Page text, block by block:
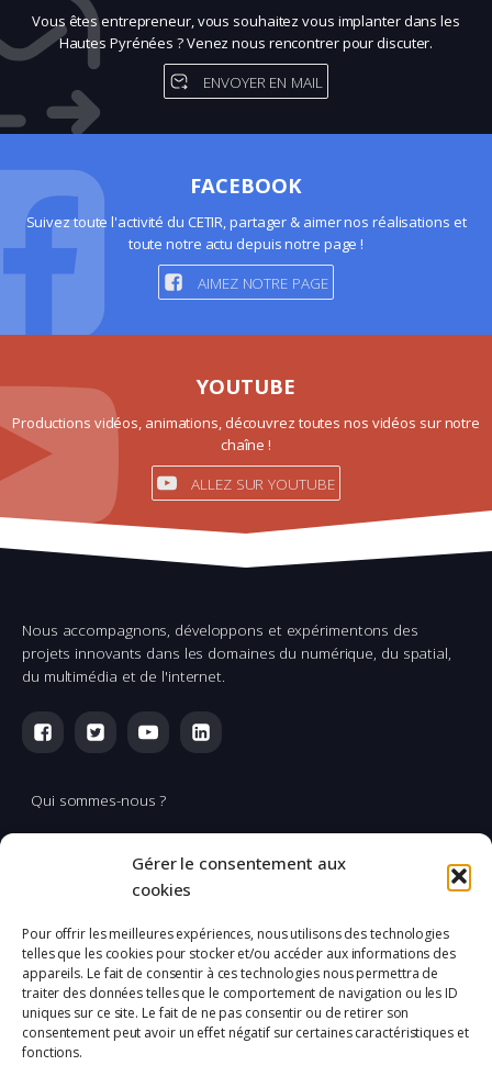
Gérer le consentement aux
cookies
Pour offrir les meilleures expériences, nous utilisons des technologies
telles que les cookies pour stocker et/ou accéder aux informations des
appareils. Le fait de consentir à ces technologies nous permettra de
traiter des données telles que le comportement de navigation ou les ID
uniques sur ce site. Le fait de ne pas consentir ou de retirer son
consentement peut avoir un effet négatif sur certaines caractéristiques et
fonctions.
Vous êtes entrepreneur, vous souhaitez vous implanter dans les
Hautes Pyrénées ? Venez nous rencontrer pour discuter.
ENVOYER EN MAIL
FACEBOOK
Suivez toute l'activité du CETIR, partager & aimer nos réalisations et
toute notre actu depuis notre page !
AIMEZ NOTRE PAGE
YOUTUBE
Productions vidéos, animations, découvrez toutes nos vidéos sur notre
chaîne !
ALLEZ SUR YOUTUBE
Nous accompagnons, développons et expérimentons des
projets innovants dans les domaines du numérique, du spatial,
du multimédia et de l'internet.
Qui sommes-nous ?
Multimédia
Réalisation & production vidéo
L'Incubation
Mentions légales